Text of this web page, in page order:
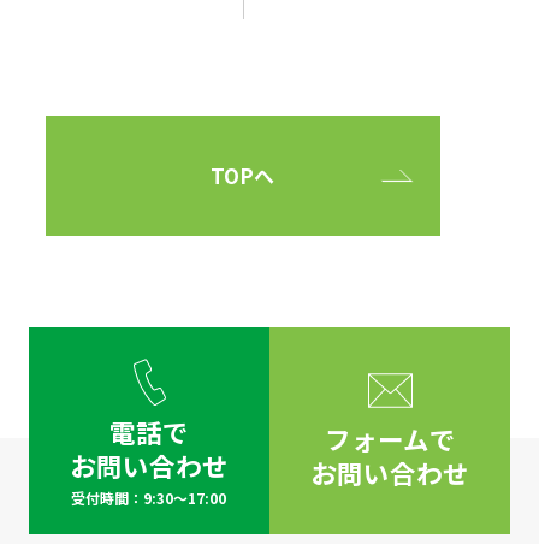
TOPへ
電話で
お問い合わせ
受付時間：9:30～17:00
フォームで
お問い合わせ